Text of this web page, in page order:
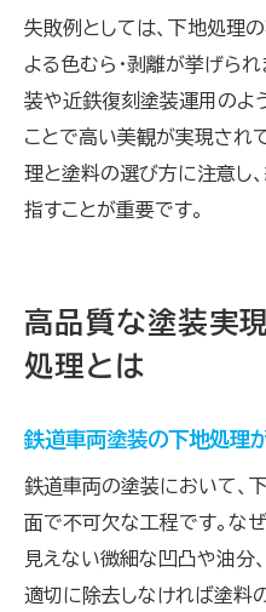
失敗例としては、下地処理
よる色むら・剥離が挙げられ
装や近鉄復刻塗装運用のよ
ことで高い美観が実現され
理と塗料の選び方に注意し
指すことが重要です。
高品質な塗装実
処理とは
鉄道車両塗装の下地処理
鉄道車両の塗装において、
面で不可欠な工程です。な
見えない微細な凹凸や油分
適切に除去しなければ塗料